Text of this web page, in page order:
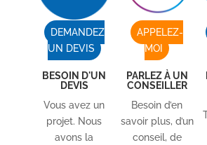
DEMANDEZ
UN DEVIS
BESOIN D'UN
DEVIS
Vous avez un
projet. Nous
avons la
APPELEZ-
MOI
PARLEZ À UN
CONSEILLER
Besoin d’en
savoir plus, d’un
conseil, de